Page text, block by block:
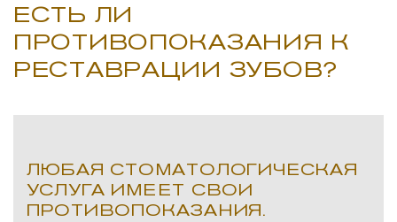
ЕСТЬ ЛИ
ПРОТИВОПОКАЗАНИЯ К
РЕСТАВРАЦИИ ЗУБОВ?
ЛЮБАЯ СТОМАТОЛОГИЧЕСКАЯ
УСЛУГА ИМЕЕТ СВОИ
ПРОТИВОПОКАЗАНИЯ.